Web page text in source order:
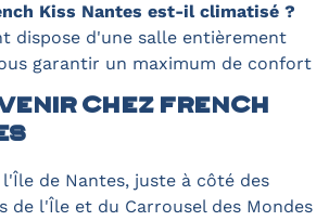
Kiss Nantes est-il climatisé ?
dispose d'une salle entièrement
garantir un maximum de confort
chez French
de Nantes, juste à côté des
de l'Île et du Carrousel des Mondes